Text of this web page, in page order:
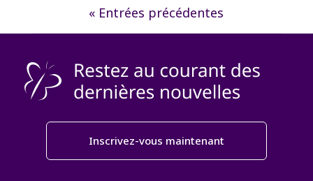
« Entrées précédentes
Inscrivez-vous maintenant